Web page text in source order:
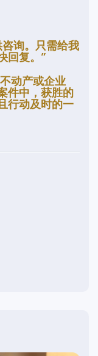
询。只需给我
回复。”
动产或企业
件中，获胜的
行动及时的一